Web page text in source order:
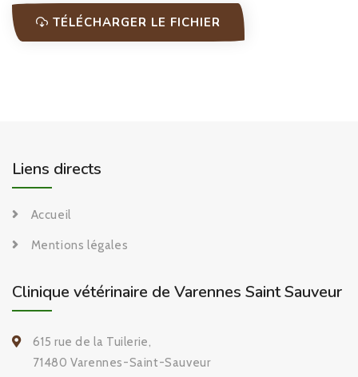
TÉLÉCHARGER LE FICHIER
Liens directs
Accueil
Mentions légales
Clinique vétérinaire de Varennes Saint Sauveur
615 rue de la Tuilerie,
71480 Varennes-Saint-Sauveur